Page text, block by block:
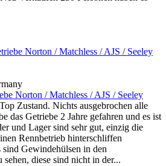
Norton / Matchless / AJS / Seeley
Zustand. Nichts ausgebrochen alle
das Getriebe 2 Jahre gefahren und es ist
und Lager sind sehr gut, einzig die
Rennbetrieb hinterschliffen
Gewindehülsen in den
diese sind nicht in der...